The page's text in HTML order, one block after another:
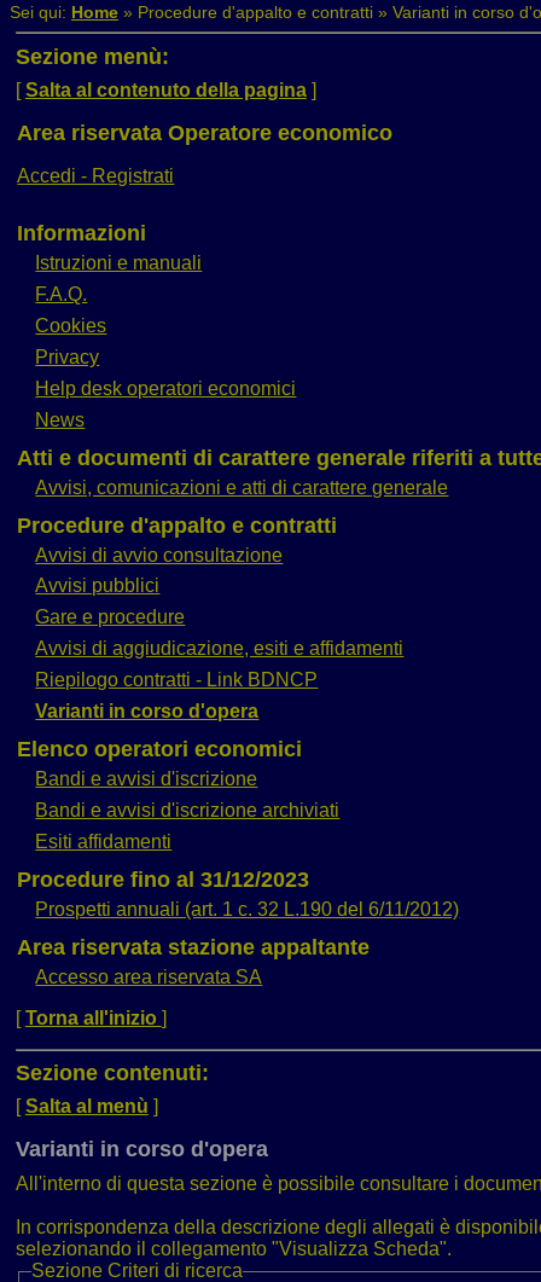
Sei qui: Home » Procedure d'appalto e contratti » Varianti in corso
Sezione menù:
[Salta al contenuto della pagina]
Area riservata Operatore economico
Accedi - Registrati
Informazioni
Istruzioni e manuali
F.A.Q.
Cookies
Privacy
Help desk operatori economici
News
Atti e documenti di carattere generale riferiti a
Avvisi, comunicazioni e atti di carattere generale
Procedure d'appalto e contratti
Avvisi di avvio consultazione
Avvisi pubblici
Gare e procedure
Avvisi di aggiudicazione, esiti e affidamenti
Riepilogo contratti - Link BDNCP
Varianti in corso d'opera
Elenco operatori economici
Bandi e avvisi d'iscrizione
Bandi e avvisi d'iscrizione archiviati
Esiti affidamenti
Procedure fino al 31/12/2023
Prospetti annuali (art. 1 c. 32 L.190 del 6/11/2012)
Area riservata stazione appaltante
Accesso area riservata SA
[Torna all'inizio ]
Sezione contenuti:
[Salta al menù ]
Varianti in corso d'opera
All'interno di questa sezione è possibile consultare i
In corrispondenza della descrizione degli allegati è
selezionando il collegamento "Visualizza Scheda".
Sezione Criteri di ricerca